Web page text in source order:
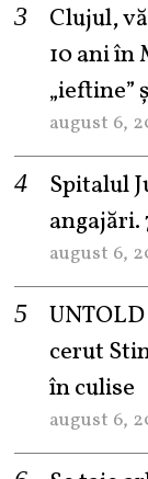
Clujul,
10 ani în
„ieftine”
august 6,
Spitalul
angajări.
august 6,
cerut
în culise
august 6,